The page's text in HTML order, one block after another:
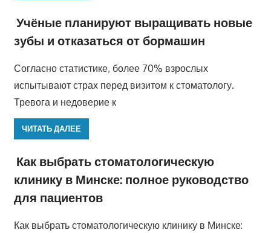
Учёные планируют выращивать новые
зубы и отказаться от бормашин
Согласно статистике, более 70% взрослых
испытывают страх перед визитом к стоматологу.
Тревога и недоверие к
ЧИТАТЬ ДАЛЕЕ
Как выбрать стоматологическую
клинику в Минске: полное руководство
для пациентов
Как выбрать стоматологическую клинику в Минске: